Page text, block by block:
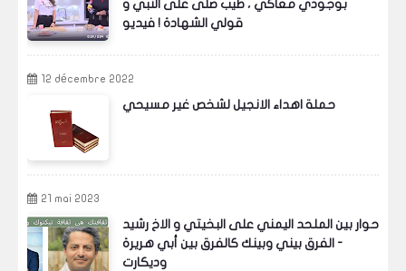
بوجودي معاكي ، طيب صلى على النبي و
قولي الشهادة ! فيديو
12 décembre 2022
حملة اهداء الانجيل لشخص غير مسيحي
21 mai 2023
حوار بين الملحد اليمني على البخيتي و الاخ رشيد
- الفرق بيني وبينك كالفرق بين أبي هريرة
وديكارت